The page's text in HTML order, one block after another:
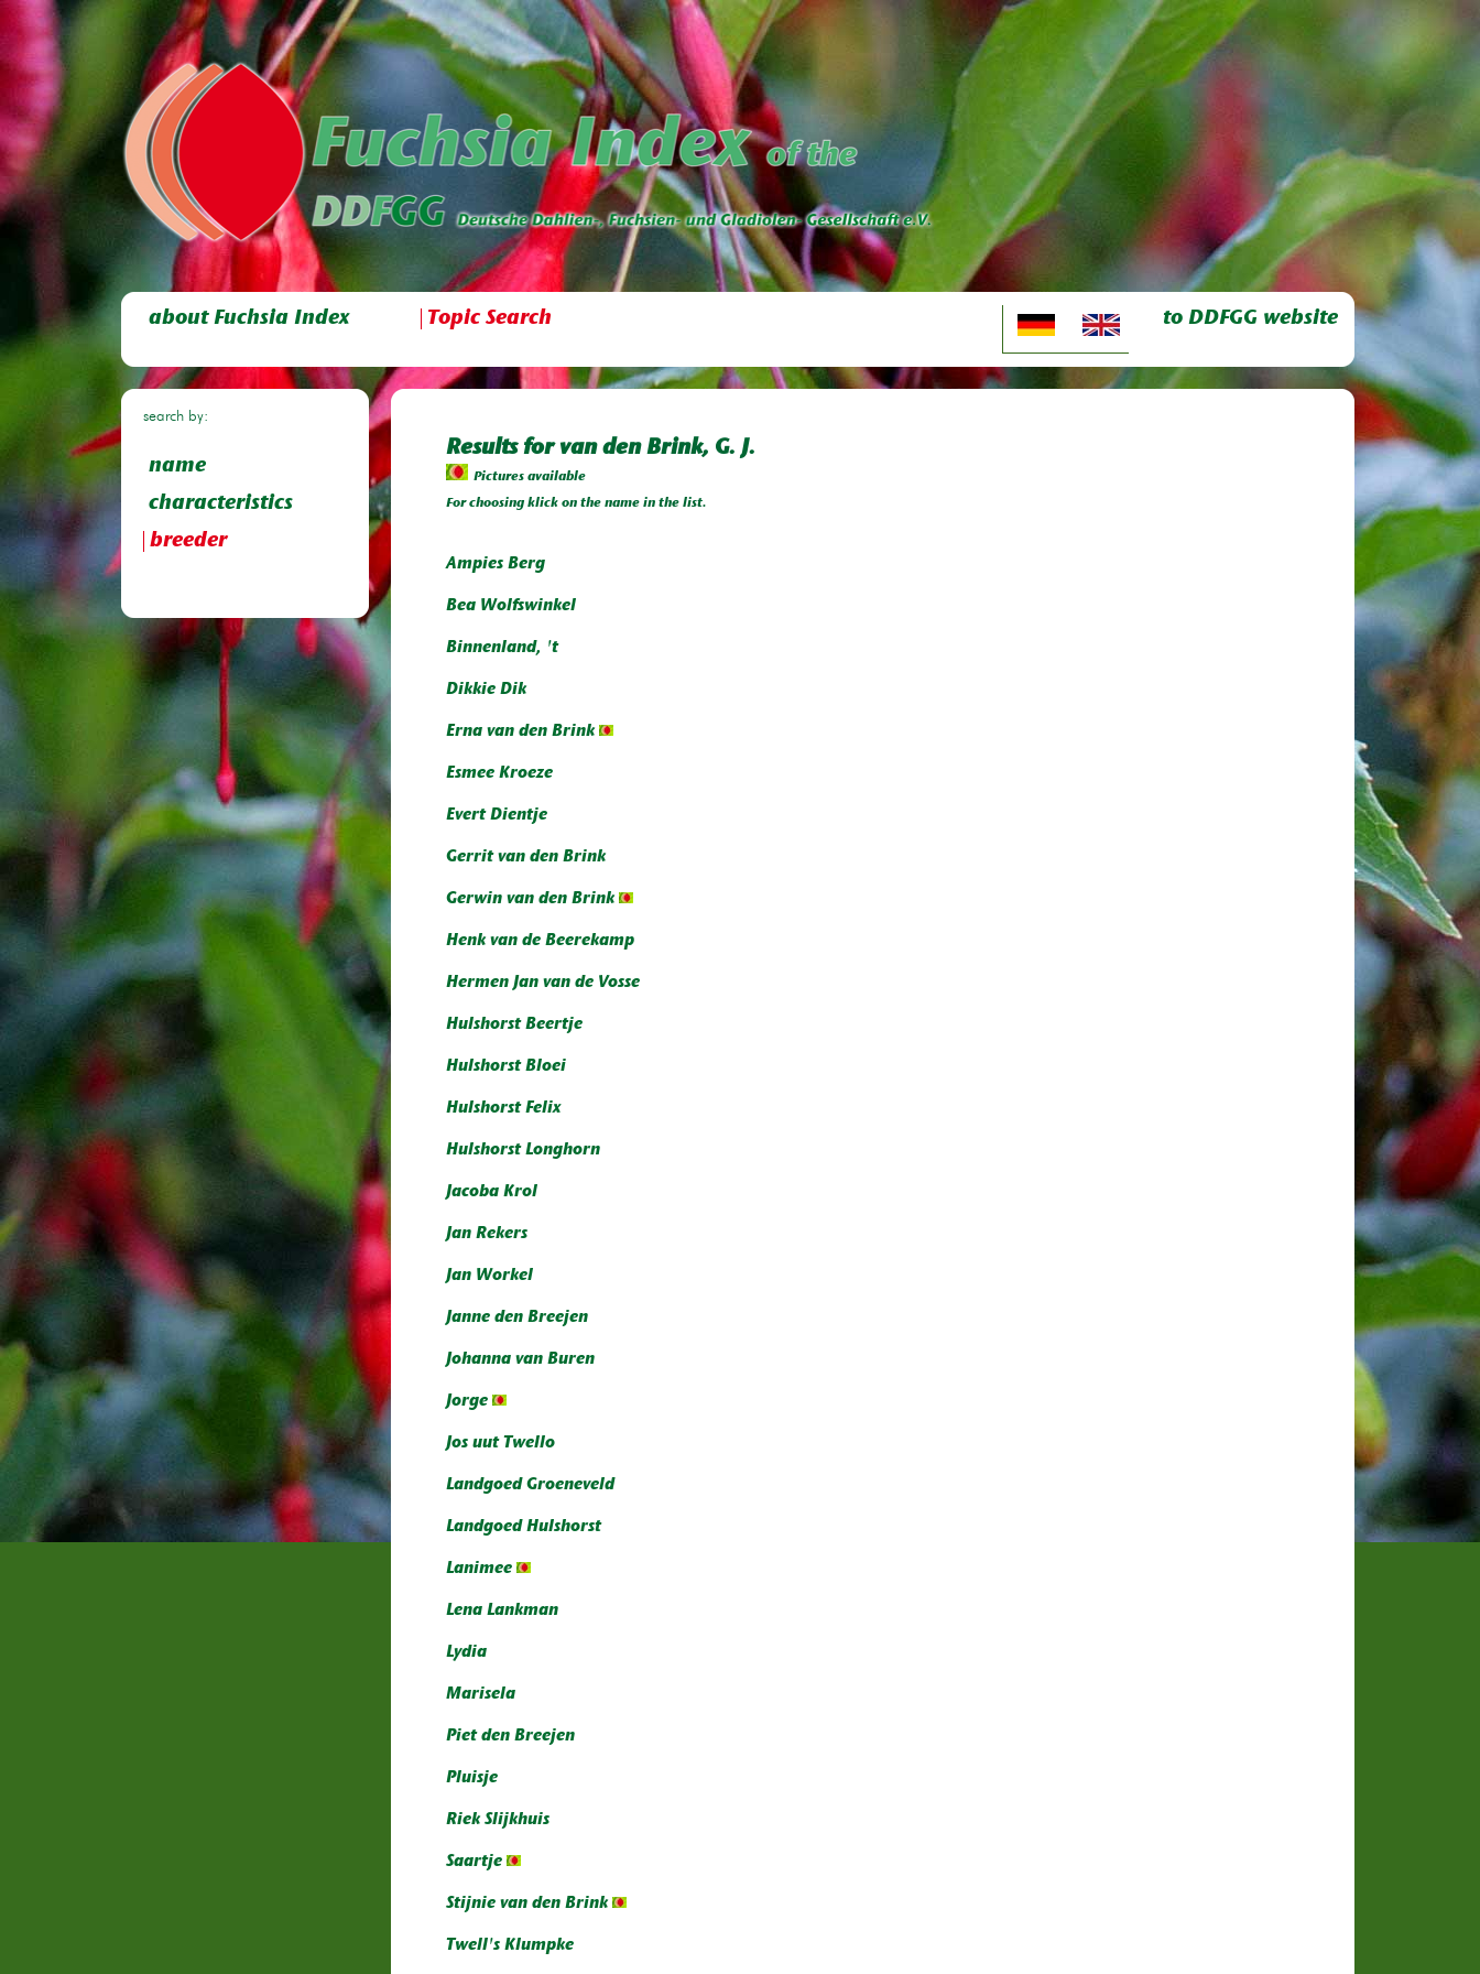
about Fuchsia Index Topic Search to DDFGG website
search by:
name
characteristics
breeder
Results for van den Brink, G. J.
Pictures available
For choosing klick on the name in the list.
Ampies Berg
Bea Wolfswinkel
Binnenland, 't
Dikkie Dik
Erna van den Brink
Esmee Kroeze
Evert Dientje
Gerrit van den Brink
Gerwin van den Brink
Henk van de Beerekamp
Hermen Jan van de Vosse
Hulshorst Beertje
Hulshorst Bloei
Hulshorst Felix
Hulshorst Longhorn
Jacoba Krol
Jan Rekers
Jan Workel
Janne den Breejen
Johanna van Buren
Jorge
Jos uut Twello
Landgoed Groeneveld
Landgoed Hulshorst
Lanimee
Lena Lankman
Lydia
Marisela
Piet den Breejen
Pluisje
Riek Slijkhuis
Saartje
Stijnie van den Brink
Twell's Klumpke